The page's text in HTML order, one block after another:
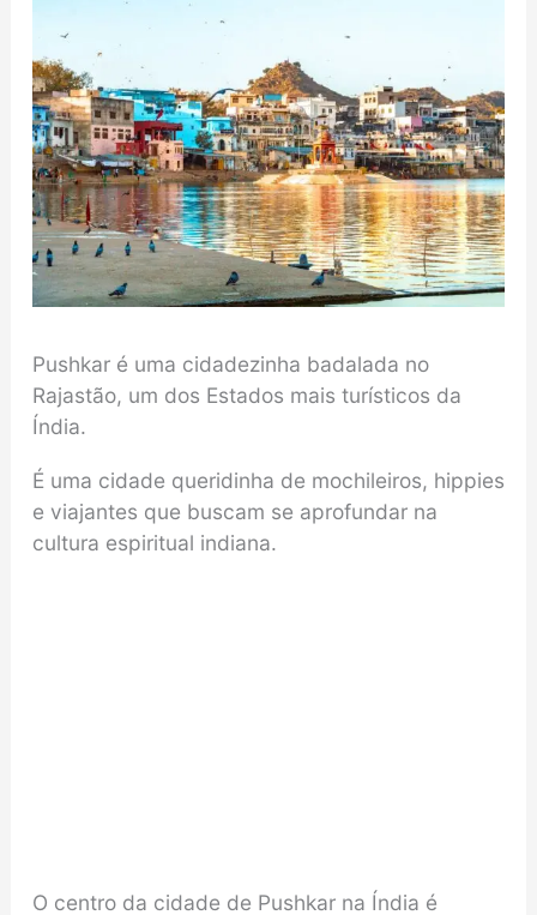
Pushkar é uma cidadezinha badalada no
Rajastão, um dos Estados mais turísticos da
Índia.
É uma cidade queridinha de mochileiros, hippies
e viajantes que buscam se aprofundar na
cultura espiritual indiana.
O centro da cidade de Pushkar na Índia é